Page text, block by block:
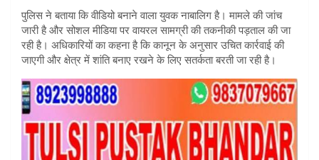
पुलिस ने बताया कि वीडियो बनाने वाला युवक नाबालिग है। मामले की जांच
जारी है और सोशल मीडिया पर वायरल सामग्री की तकनीकी पड़ताल की जा
रही है। अधिकारियों का कहना है कि कानून के अनुसार उचित कार्रवाई की
जाएगी और क्षेत्र में शांति बनाए रखने के लिए सतर्कता बरती जा रही है।